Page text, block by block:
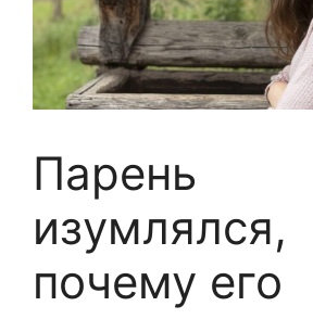
Парень
изумлялся,
почему его